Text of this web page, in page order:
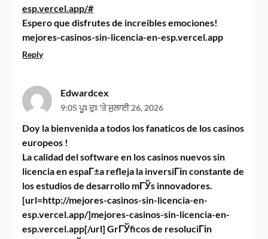
esp.vercel.app/#
Espero que disfrutes de increibles emociones!
mejores-casinos-sin-licencia-en-esp.vercel.app
Reply
Edwardcex
9:05 ਪੂਃ ਦੁਃ 'ਤੇ ਜੁਲਾਈ 26, 2026
Doy la bienvenida a todos los fanaticos de los casinos
europeos !
La calidad del software en los casinos nuevos sin
licencia en espaГ±a refleja la inversiГіn constante de
los estudios de desarrollo mГЎs innovadores.
[url=http://mejores-casinos-sin-licencia-en-
esp.vercel.app/]mejores-casinos-sin-licencia-en-
esp.vercel.app[/url] GrГЎficos de resoluciГіn